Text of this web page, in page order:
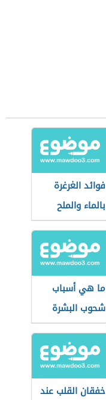
فوائد الغرغرة
بالماء والملح
ما هي أسباب
شحوب البشرة
خفقان القلب عند